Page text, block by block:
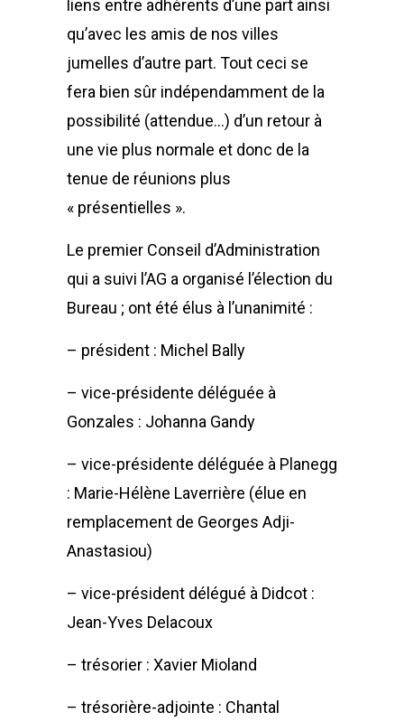
liens entre adhérents d’une part ainsi
qu’avec les amis de nos villes
jumelles d’autre part. Tout ceci se
fera bien sûr indépendamment de la
possibilité (attendue…) d’un retour à
une vie plus normale et donc de la
tenue de réunions plus
« présentielles ».
Le premier Conseil d’Administration
qui a suivi l’AG a organisé l’élection du
Bureau ; ont été élus à l’unanimité :
– président : Michel Bally
– vice-présidente déléguée à
Gonzales : Johanna Gandy
– vice-présidente déléguée à Planegg
: Marie-Hélène Laverrière (élue en
remplacement de Georges Adji-
Anastasiou)
– vice-président délégué à Didcot :
Jean-Yves Delacoux
– trésorier : Xavier Mioland
– trésorière-adjointe : Chantal